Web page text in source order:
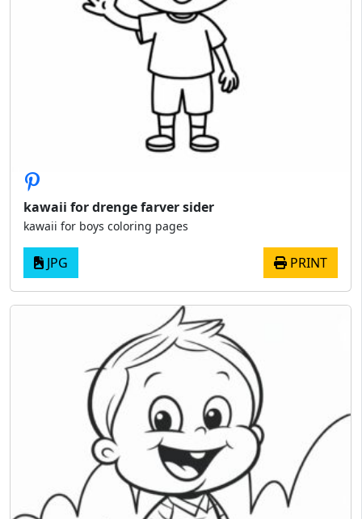
kawaii for drenge farver sider
kawaii for boys coloring pages
JPG PRINT